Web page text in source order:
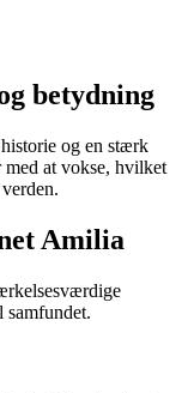
betydning
og en stærk
at vokse, hvilket
Amilia
samfundet.